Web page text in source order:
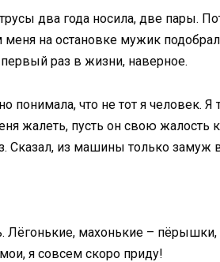
два года носила, две пары.
на остановке мужик
раз в жизни, наверное.
что не тот я человек. Я
жалеть, пусть он свою жалость
Сказал, из машины только
махонькие – пёрышки,
я совсем скоро приду!